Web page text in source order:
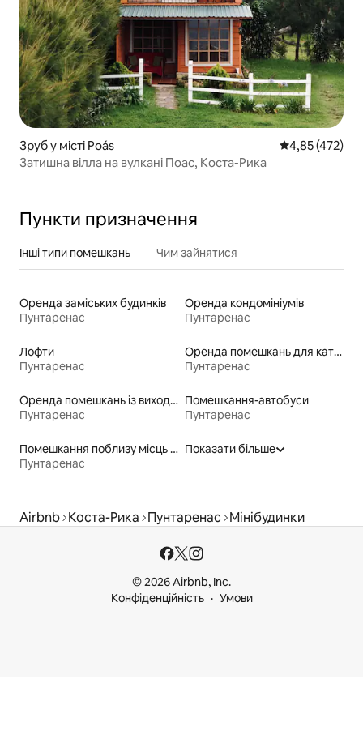
Зруб у місті Poás Середня
4,85 (472)
Затишна вілла на вулкані Поас, Коста-Рика
Пункти призначення
Інші типи помешкань Чим зайнятися
Оренда заміських будинків
Пунтаренас
Оренда кондомініумів
Пунтаренас
Лофти
Пунтаренас
Оренда помешкань для катання на лижах «від порога»
Пунтаренас
Оренда помешкань із виходом до пляжу
Пунтаренас
Помешкання-автобуси
Пунтаренас
Помешкання поблизу місць для катання на байдарках
Пунтаренас
Показати більше
Airbnb Коста-Рика Пунтаренас Мінібудинки
© 2026 Airbnb, Inc.
Конфіденційність
Умови